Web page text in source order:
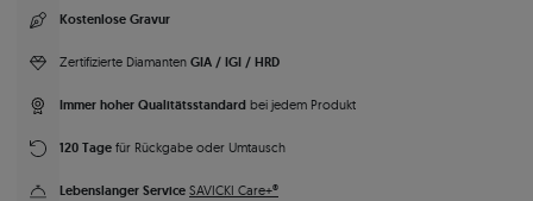
Kostenlose Gravur
Zertifizierte Diamanten GIA / IGI / HRD
Immer hoher Qualitätsstandard bei jedem Produkt
120 Tage für Rückgabe oder Umtausch
Lebenslanger Service SAVICKI Care+®